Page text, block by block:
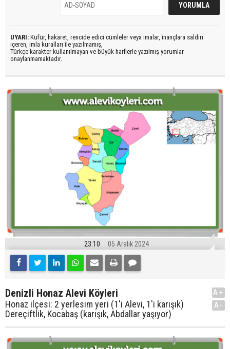
UYARI: Küfür, hakaret, rencide edici cümleler veya imalar, inançlara saldırı
içeren, imla kuralları ile yazılmamış,
Türkçe karakter kullanılmayan ve büyük harflerle yazılmış yorumlar
onaylanmamaktadır.
23:10 05 Aralık 2024
Denizli Honaz Alevi Köyleri
Honaz ilçesi: 2 yerlesim yeri (1'i Alevi, 1'i karışık)
Dereçiftlik, Kocabaş (karışık, Abdallar yaşıyor)
A+
A-